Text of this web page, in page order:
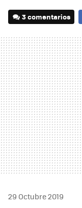
3 comentarios
29 Octubre 2019